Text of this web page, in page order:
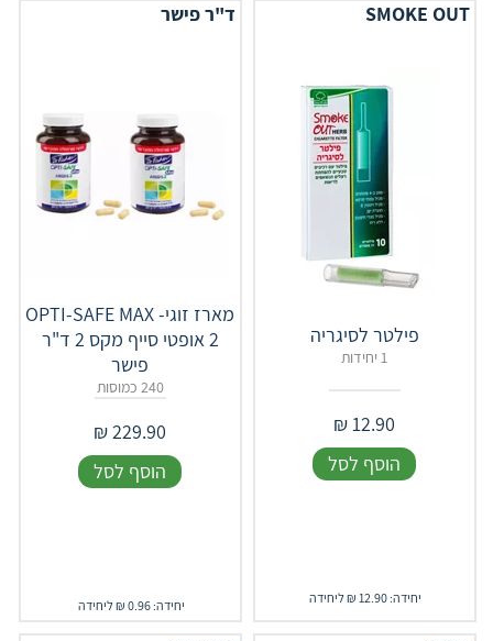
SMOKE OUT
פילטר לסיגריה
1 יחידות
12.90
₪
הוסף לסל
יחידה: 12.90 ₪ ליחידה
ד"ר פישר
מארז זוגי- OPTI-SAFE MAX
2 אופטי סייף מקס 2 ד"ר
פישר
240 כמוסות
229.90
₪
הוסף לסל
יחידה: 0.96 ₪ ליחידה